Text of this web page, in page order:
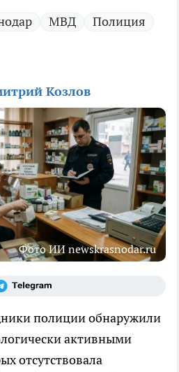
МВД
Полиция
Козлов
Фото ИИ newskrasnodar.ru
полиции обнаружили
активными
отсутствовала